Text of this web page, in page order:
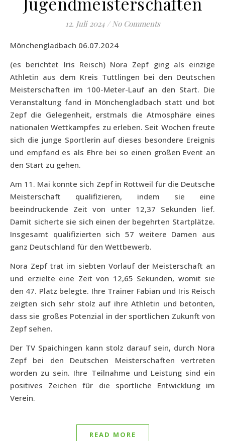
12. Juli 2024 / No Comments
Mönchengladbach 06.07.2024
(es berichtet Iris Reisch) Nora Zepf ging als einzige
Athletin aus dem Kreis Tuttlingen bei den Deutschen
Meisterschaften im 100-Meter-Lauf an den Start. Die
Veranstaltung fand in Mönchengladbach statt und bot
Zepf die Gelegenheit, erstmals die Atmosphäre eines
nationalen Wettkampfes zu erleben. Seit Wochen freute
sich die junge Sportlerin auf dieses besondere Ereignis
und empfand es als Ehre bei so einen großen Event an
den Start zu gehen.
Am 11. Mai konnte sich Zepf in Rottweil für die Deutsche
Meisterschaft qualifizieren, indem sie eine
beeindruckende Zeit von unter 12,37 Sekunden lief.
Damit sicherte sie sich einen der begehrten Startplätze.
Insgesamt qualifizierten sich 57 weitere Damen aus
ganz Deutschland für den Wettbewerb.
Nora Zepf trat im siebten Vorlauf der Meisterschaft an
und erzielte eine Zeit von 12,65 Sekunden, womit sie
den 47. Platz belegte. Ihre Trainer Fabian und Iris Reisch
zeigten sich sehr stolz auf ihre Athletin und betonten,
dass sie großes Potenzial in der sportlichen Zukunft von
Zepf sehen.
Der TV Spaichingen kann stolz darauf sein, durch Nora
Zepf bei den Deutschen Meisterschaften vertreten
worden zu sein. Ihre Teilnahme und Leistung sind ein
positives Zeichen für die sportliche Entwicklung im
Verein.
READ MORE